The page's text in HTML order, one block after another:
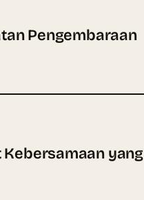
Pengembaraan
Kebersamaan yang